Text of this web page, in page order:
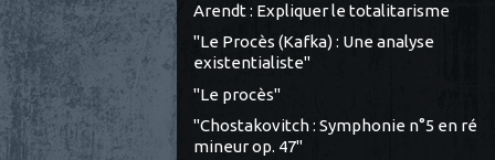
Arendt : Expliquer le totalitarisme
"Le Procès (Kafka) : Une analyse
existentialiste"
"Le procès"
"Chostakovitch : Symphonie n°5 en ré
mineur op. 47"